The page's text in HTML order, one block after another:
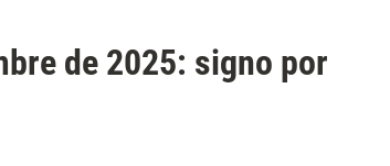
de 2025: signo por